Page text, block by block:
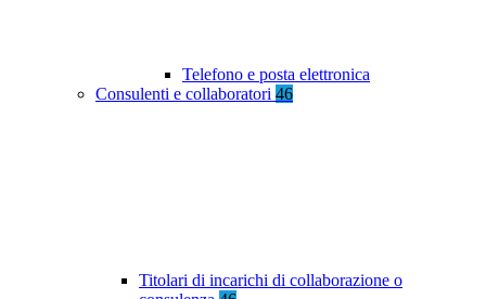
Telefono e posta elettronica
Consulenti e collaboratori 46
Titolari di incarichi di collaborazione o